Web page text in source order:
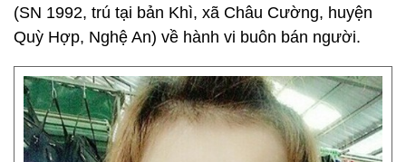
(SN 1992, trú tại bản Khì, xã Châu Cường, huyện
Quỳ Hợp, Nghệ An) về hành vi buôn bán người.